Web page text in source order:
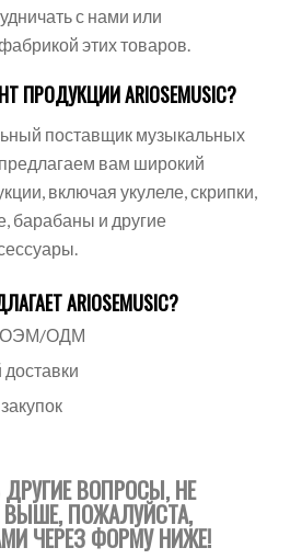
с нами или
этих товаров.
ПРОДУКЦИИ ARIOSEMUSIC?
поставщик музыкальных
вам широкий
включая укулеле, скрипки,
барабаны и другие
ARIOSEMUSIC?
ОЭМ/ОДМ
ВОПРОСЫ, НЕ
ПОЖАЛУЙСТА,
ЧЕРЕЗ ФОРМУ НИЖЕ!